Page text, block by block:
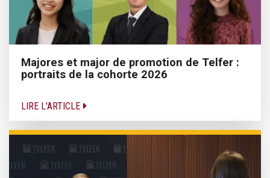
Majores et major de promotion de Telfer :
portraits de la cohorte 2026
LIRE L'ARTICLE